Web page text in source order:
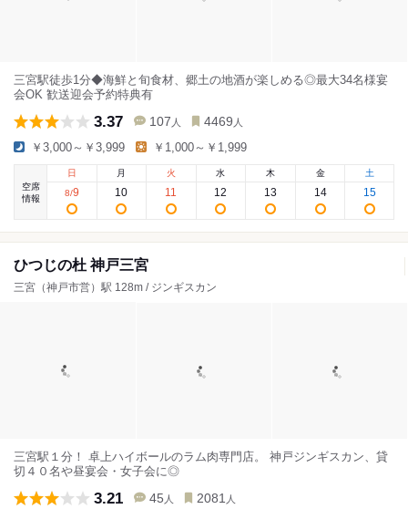
三宮駅徒歩1分◆海鮮と旬食材、郷土の地酒が楽しめる◎最大34名様宴
会OK 歓送迎会予約特典有
3.37 107 人 4469 人
￥3,000～￥3,999 ￥1,000～￥1,999
空席
情報
日
8/9
月
10
火
11
水
12
木
13
金
14
土
15
ひつじの杜 神戸三宮
三宮（神戸市営）駅 128m / ジンギスカン
三宮駅１分！ 卓上ハイボールのラム肉専門店。 神戸ジンギスカン、貸
切４０名や昼宴会・女子会に◎
3.21 45 人 2081 人